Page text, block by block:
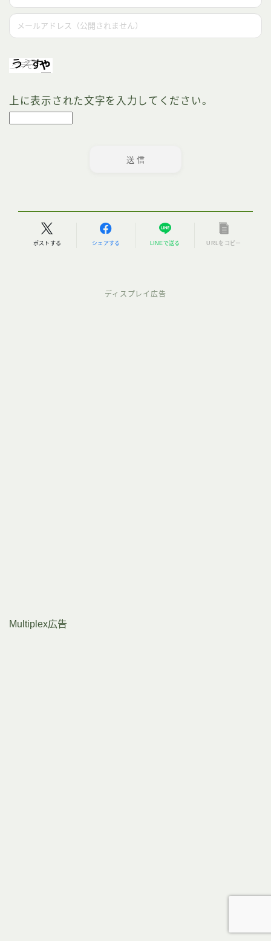
上に表示された文字を入力してください。
ポストする シェアする LINEで送る URLをコピー
ディスプレイ広告
Multiplex広告